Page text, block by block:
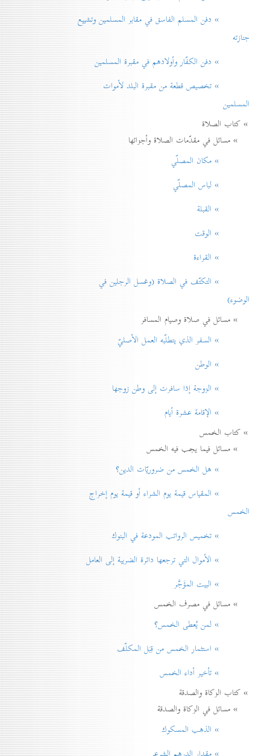
» دفن المسلم الفاسق في مقابر المسلمين وتشييع
جنازته
» دفن الكفّار وأولادهم في مقبرة المسلمين
» تخصيص قطعة من مقبرة البلد لأموات
المسلمين
» كتاب الصلاة
» مسائل في مقدّمات الصلاة وأجزائها
» مكان المصلّي
» لباس المصلّي
» القبلة
» الوقت
» القراءة
» التكتّف في الصلاة (وغسل الرجلين في
الوضوء)
» مسائل في صلاة وصيام المسافر
» السفر الذي يتطلّبه العمل الأصليّ
» الوطن
» الزوجة إذا سافرت إلی وطن زوجها
» الإقامة عشرة أيام
» كتاب الخمس
» مسائل فيما يجب فيه الخمس
» هل الخمس من ضروريّات الدين؟
» المقياس قيمة يوم الشراء أو قيمة يوم إخراج
الخمس
» تخميس الرواتب المودعة في البنوك
» الأموال التي ترجعها دائرة الضريبة إلی العامل
» البيت المؤَجَّر
» مسائل في مصرف الخمس
» لمن يُعطی الخمس؟
» استثمار الخمس من قِبَل المكلّف
» تأخير أداء الخمس
» كتاب الزكاة والصدقة
» مسائل في الزكاة والصدقة
» الذهب المسكوك